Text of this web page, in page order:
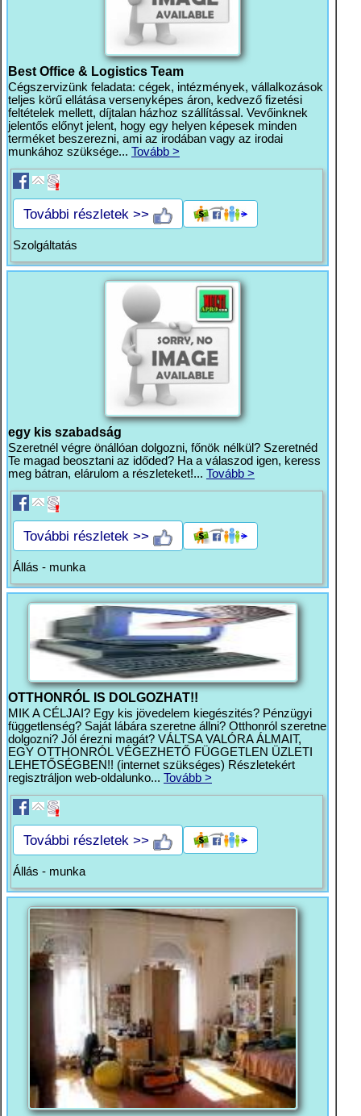
Best Office & Logistics Team
Cégszervizünk feladata: cégek, intézmények, vállalkozások
teljes körű ellátása versenyképes áron, kedvező fizetési
feltételek mellett, díjtalan házhoz szállítással. Vevőinknek
jelentős előnyt jelent, hogy egy helyen képesek minden
terméket beszerezni, ami az irodában vagy az irodai
munkához szüksége... Tovább >
További részletek >>
Szolgáltatás
egy kis szabadság
Szeretnél végre önállóan dolgozni, főnök nélkül? Szeretnéd
Te magad beosztani az időded? Ha a válaszod igen, keress
meg bátran, elárulom a részleteket!... Tovább >
További részletek >>
Állás - munka
OTTHONRÓL IS DOLGOZHAT!!
MIK A CÉLJAI? Egy kis jövedelem kiegészités? Pénzügyi
függetlenség? Saját lábára szeretne állni? Otthonról szeretne
dolgozni? Jól érezni magát? VÁLTSA VALÓRA ÁLMAIT,
EGY OTTHONRÓL VÉGEZHETŐ FÜGGETLEN ÜZLETI
LEHETŐSÉGBEN!! (internet szükséges) Részletekért
regisztráljon web-oldalunko... Tovább >
További részletek >>
Állás - munka